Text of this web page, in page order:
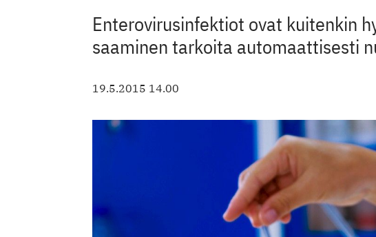
Enterovirusinfektiot ovat kuitenkin
saaminen tarkoita automaattisesti
19.5.2015 14.00